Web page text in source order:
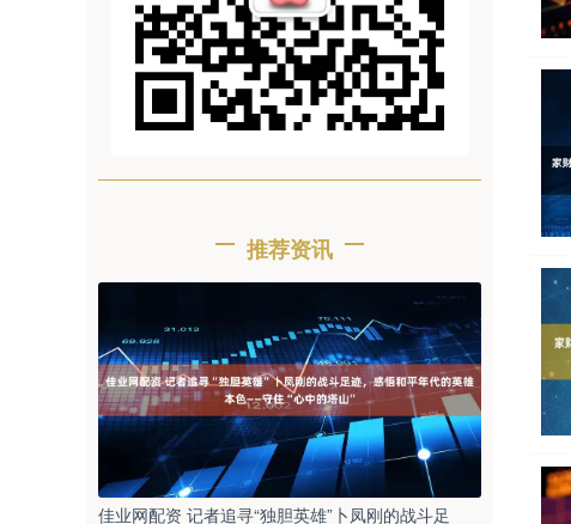
推荐资讯
佳业网配资 记者追寻“独胆英雄”卜凤刚的战斗足